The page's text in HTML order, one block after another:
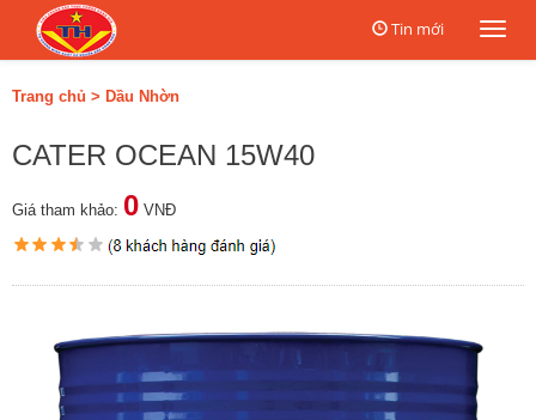
Tin mới
Trang chủ > Dầu Nhờn
CATER OCEAN 15W40
Giá tham khảo: 0 VNĐ